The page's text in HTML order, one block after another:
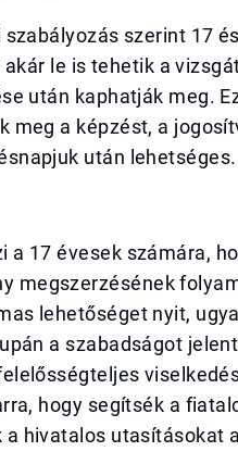
szerint 17
le is tehetik a
után kaphatják meg.
meg a képzést, a
után lehetséges.
a 17 évesek számára,
megszerzésének
lehetőséget nyit,
a szabadságot
hogy segítsék a
hivatalos utasításokat